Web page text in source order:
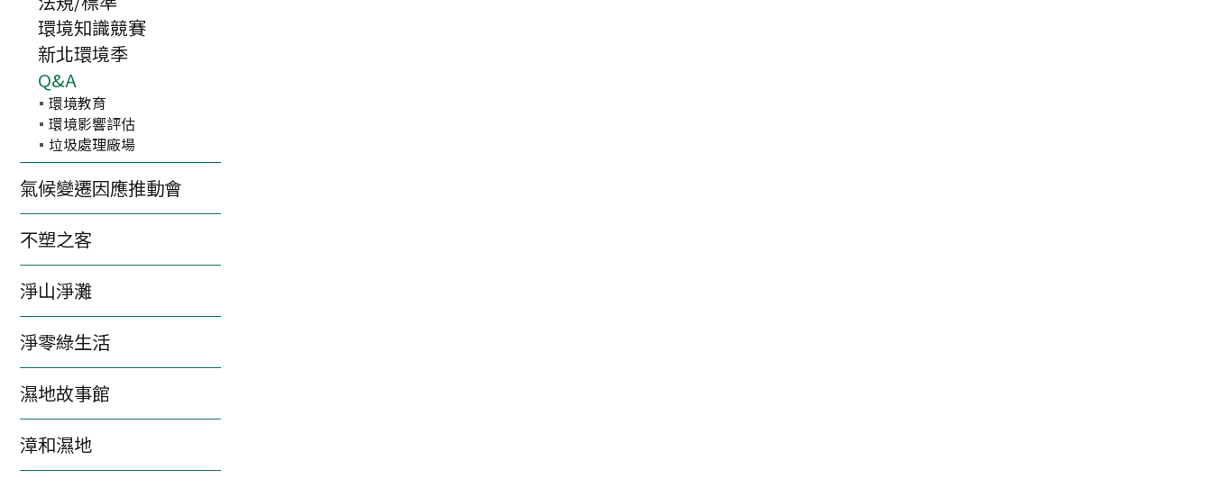
環境知識競賽
新北環境季
Q&A
環境教育
環境影響評估
垃圾處理廠場
氣候變遷因應推動會
不塑之客
淨山淨灘
淨零綠生活
濕地故事館
漳和濕地